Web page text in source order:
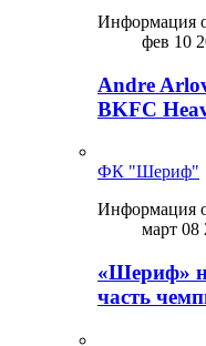
Информация
фев 10
Andre
BKFC
ФК "Шериф"
Информация
март 08
«Шериф»
часть